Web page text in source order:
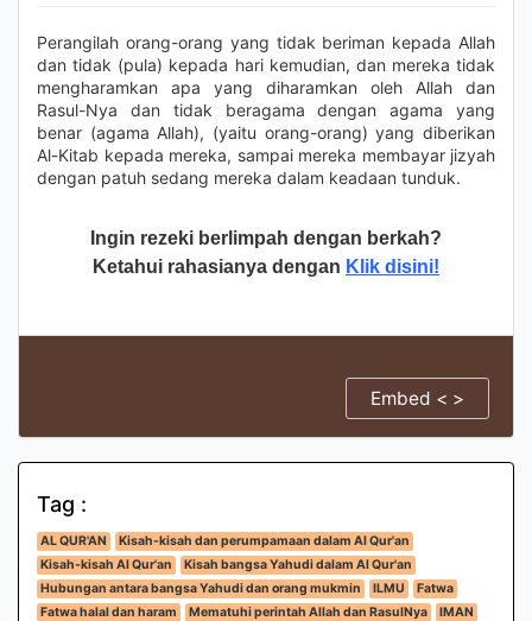
Perangilah orang-orang yang tidak beriman kepada Allah
dan tidak (pula) kepada hari kemudian, dan mereka tidak
mengharamkan apa yang diharamkan oleh Allah dan
Rasul-Nya dan tidak beragama dengan agama yang
benar (agama Allah), (yaitu orang-orang) yang diberikan
Al-Kitab kepada mereka, sampai mereka membayar jizyah
dengan patuh sedang mereka dalam keadaan tunduk.
Ingin rezeki berlimpah dengan berkah?
Ketahui rahasianya dengan Klik disini!
Embed < >
Tag :
AL QUR'AN
Kisah-kisah dan perumpamaan dalam Al Qur'an
Kisah-kisah Al Qur'an
Kisah bangsa Yahudi dalam Al Qur'an
Hubungan antara bangsa Yahudi dan orang mukmin
ILMU
Fatwa
Fatwa halal dan haram
Mematuhi perintah Allah dan RasulNya
IMAN